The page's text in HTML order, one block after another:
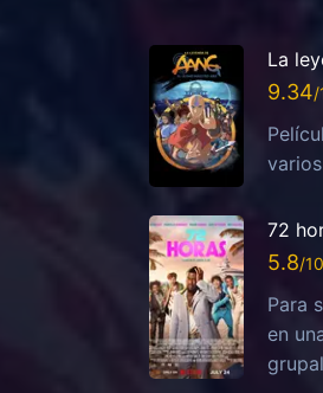
La
9.34
72
5.8
Para
en